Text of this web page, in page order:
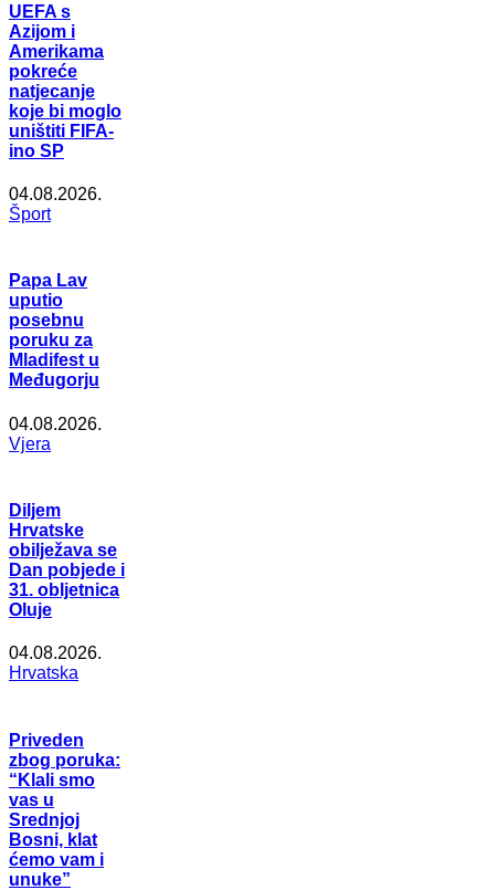
UEFA s
Azijom i
Amerikama
pokreće
natjecanje
koje bi moglo
uništiti FIFA-
ino SP
04.08.2026.
Šport
Papa Lav
uputio
posebnu
poruku za
Mladifest u
Međugorju
04.08.2026.
Vjera
Diljem
Hrvatske
obilježava se
Dan pobjede i
31. obljetnica
Oluje
04.08.2026.
Hrvatska
Priveden
zbog poruka:
“Klali smo
vas u
Srednjoj
Bosni, klat
ćemo vam i
unuke”